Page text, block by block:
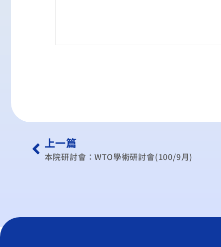
上一篇
本院研討會：WTO學術研討會(100/9月)